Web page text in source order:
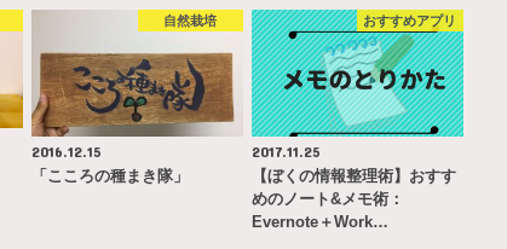
自然栽培
2016.12.15
「こころの種まき隊」
おすすめアプリ
2017.11.25
【ぼくの情報整理術】おすす
めのノート&メモ術：
Evernote＋Work…